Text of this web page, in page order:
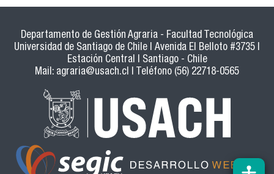
Departamento de Gestión Agraria - Facultad Tecnológica
Universidad de Santiago de Chile | Avenida El Belloto #3735 |
Estación Central | Santiago - Chile
Mail: agraria@usach.cl | Teléfono (56) 22718-0565